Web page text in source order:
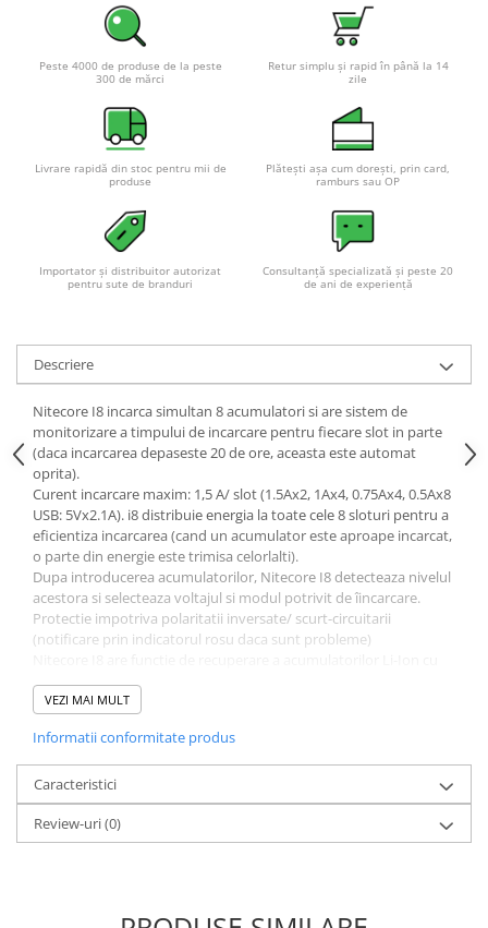
Sisteme de Stocare Comerciale
Sisteme fotovoltaice complete
Sisteme fotovoltaice de putere
mica (rulota/caravan/case de
Sisteme fotovoltaice profesionale
Pachete sisteme fotovoltaice
Statii de incarcare vehicule
Statii de incarcare
Cabluri de incarcare vehicule
electrice
electrice
Accesorii
Turbine eoliene pentru casă
Acumulatori VRLA AGM/GEL /
Tractiune / LiFePo4
Baterii si acumulatori gel si VRLA
6-12 V
Baterii si acumulatori AGM VRLA
de 6-12 V
Acumulatori Moto, ATV
GEL
Li-Ion
SLA AGM (Sealed Lead Acid)
Tractiune
Marine & Caravan
APC
Sisteme de management (BMS)
Peste 4000 de produse de la peste
300 de mărci
Retur simplu și rapid în până la 14
zile
Livrare rapidă din stoc pentru mii de
produse
Plătești așa cum dorești, prin card,
ramburs sau OP
Importator și distribuitor autorizat
pentru sute de branduri
Consultanță specializată și peste 20
de ani de experiență
Descriere
Nitecore I8 incarca simultan 8 acumulatori si are sistem de
monitorizare a timpului de incarcare pentru fiecare slot in parte
(daca incarcarea depaseste 20 de ore, aceasta este automat
oprita).
Curent incarcare maxim: 1,5 A/ slot (1.5Ax2, 1Ax4, 0.75Ax4, 0.5Ax8
USB: 5Vx2.1A). i8 distribuie energia la toate cele 8 sloturi pentru a
eficientiza incarcarea (cand un acumulator este aproape incarcat,
o parte din energie este trimisa celorlalti).
Dupa introducerea acumulatorilor, Nitecore I8 detecteaza nivelul
acestora si selecteaza voltajul si modul potrivit de îincarcare.
Protectie impotriva polaritatii inversate/ scurt-circuitarii
(notificare prin indicatorul rosu daca sunt probleme)
circuit de protectie. Dupa introducerea acumulatorilor in
incarcator, I8 ii testeaza si activeaza inainte de a initia procesul de
Functionarea este simpla; indicatorul rosu arata ca incarcarea
este in desfasurare, indicatorul verde, ca incarcarea s-a încheiat.
Compatibil cu aparatura USB, max 5V/ 2.1A.
Producator: Nitecore
Culoare: Negru
Numar Acumulatori: 8
VEZI MAI MULT
Informatii conformitate produs
Caracteristici
Review-uri(0)